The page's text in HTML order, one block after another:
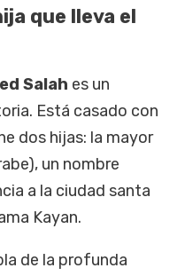
que lleva el
Salah es un
Está casado con
dos hijas: la mayor
un nombre
a la ciudad santa
Kayan.
de la profunda